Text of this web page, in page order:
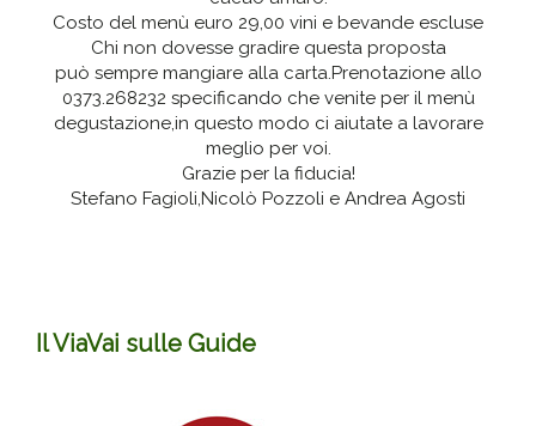
Costo del menù euro 29,00 vini e bevande escluse
Chi non dovesse gradire questa proposta
può sempre mangiare alla carta.Prenotazione allo
0373.268232 specificando che venite per il menù
degustazione,in questo modo ci aiutate a lavorare
meglio per voi.
Grazie per la fiducia!
Stefano Fagioli,Nicolò Pozzoli e Andrea Agosti
Il ViaVai sulle Guide